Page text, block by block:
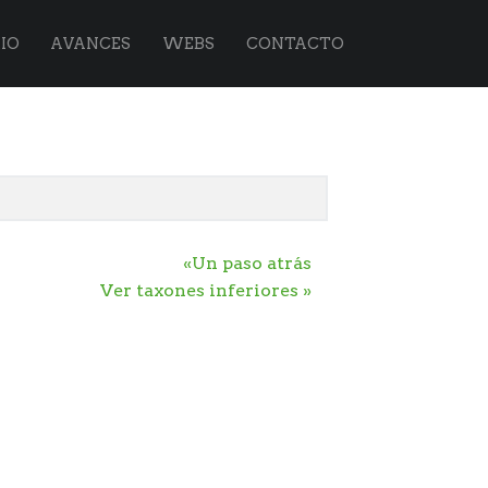
AVANCES WEBS CONTACTO
«Un paso atrás
Ver taxones inferiores »